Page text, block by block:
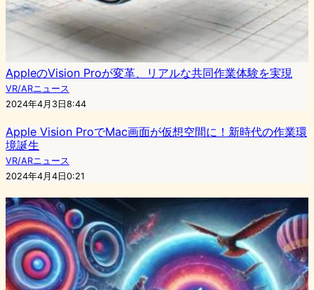
AppleのVision Proが変革、リアルな共同作業体験を実現
VR/ARニュース
2024年4月3日8:44
Apple Vision ProでMac画面が仮想空間に！新時代の作業環
境誕生
VR/ARニュース
2024年4月4日0:21